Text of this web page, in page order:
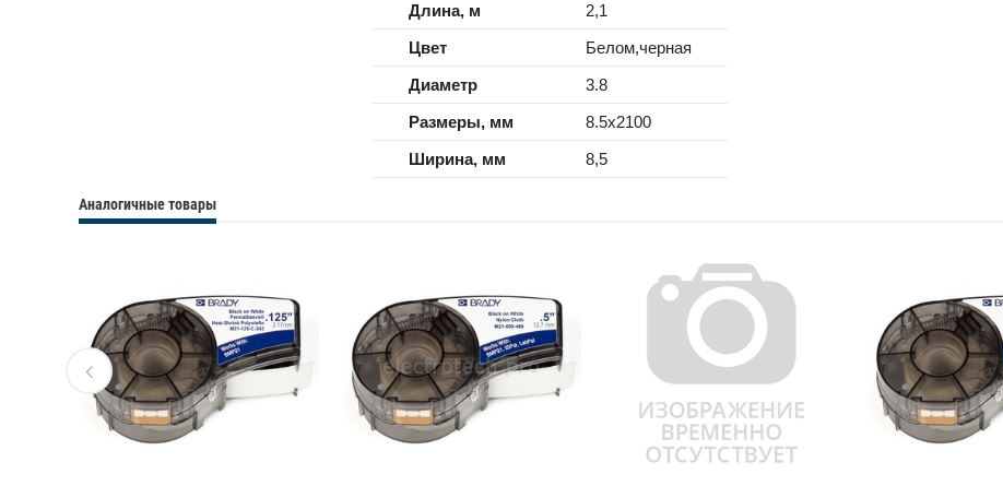
Длина, м
2,1
Цвет
Белом,черная
Диаметр
3.8
Размеры, мм
8.5x2100
Ширина, мм
8,5
Аналогичные товары